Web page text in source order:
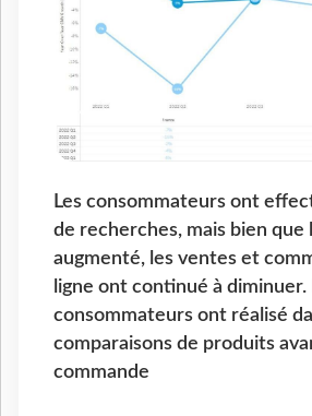
Les consommateurs ont
de recherches, mais bien
augmenté, les ventes et
ligne ont continué à diminuer.
consommateurs ont réalisé
comparaisons de produits
commande